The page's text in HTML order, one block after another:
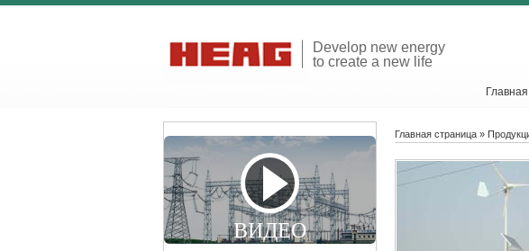
Develop new energy
to create a new life
ВИДЕО
Главная страница »